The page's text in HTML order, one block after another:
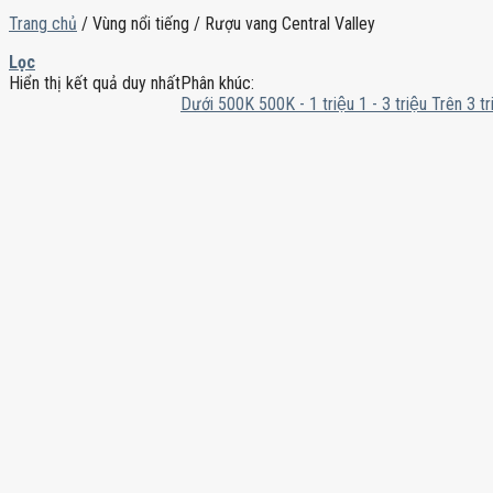
Trang chủ / Vùng nổi tiếng / Rượu vang Central Valley
Lọc
Hiển thị kết quả duy nhấtPhân khúc:
Dưới 500K 500K - 1 triệu 1 - 3 triệu Trên 3